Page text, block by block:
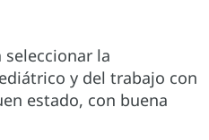
la
y del trabajo con
estado, con buena